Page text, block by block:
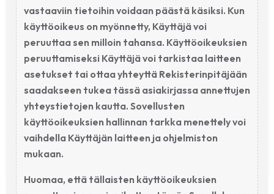
vastaaviin tietoihin voidaan päästä käsiksi. Kun
käyttöoikeus on myönnetty, Käyttäjä voi
peruuttaa sen milloin tahansa. Käyttöoikeuksien
peruuttamiseksi Käyttäjä voi tarkistaa laitteen
asetukset tai ottaa yhteyttä Rekisterinpitäjään
saadakseen tukea tässä asiakirjassa annettujen
yhteystietojen kautta. Sovellusten
käyttöoikeuksien hallinnan tarkka menettely voi
vaihdella Käyttäjän laitteen ja ohjelmiston
mukaan.
Huomaa, että tällaisten käyttöoikeuksien